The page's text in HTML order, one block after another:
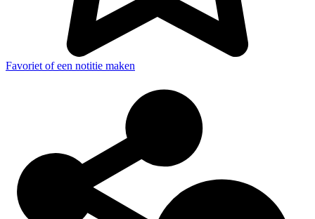
Favoriet of een notitie maken